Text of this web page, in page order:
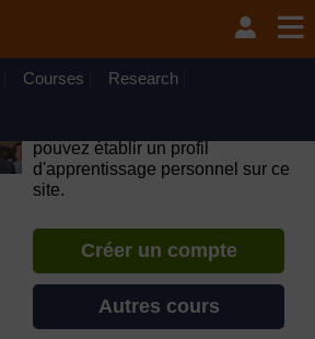
be unavailable on Wednesday 12
to 10.30am (GMT) due to routine
Courses Research
pouvez établir un profil
d'apprentissage personnel sur ce
site.
Créer un compte
Autres cours